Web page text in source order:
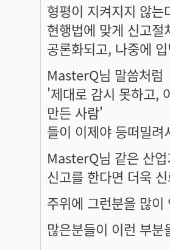
형평이 지켜지지 않
현행법에 맞게 신고
공론화되고, 나중에
MasterQ님 말씀처럼
'제대로 감시 못하고,
만든 사람'
들이 이제야 등떠밀
MasterQ님 같은 산
신고를 한다면 더욱
주위에 그런분을 많
많은분들이 이런 부